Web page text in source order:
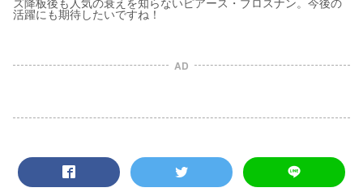
活躍にも期待したいですね！
AD